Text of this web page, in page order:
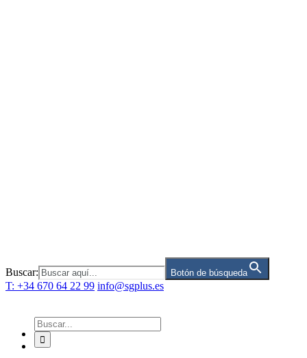
Buscar: Botón de búsqueda
T: +34 670 64 22 99 info@sgplus.es
Buscar: